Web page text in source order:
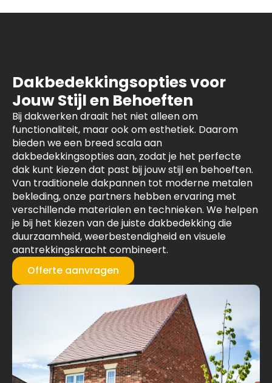
Dakbedekkingsopties voor
Jouw Stijl en Behoeften
Bij dakwerken draait het niet alleen om
functionaliteit, maar ook om esthetiek. Daarom
bieden we een breed scala aan
dakbedekkingsopties aan, zodat je het perfecte
dak kunt kiezen dat past bij jouw stijl en behoeften.
Van traditionele dakpannen tot moderne metalen
bekleding, onze partners hebben ervaring met
verschillende materialen en technieken. We helpen
je bij het kiezen van de juiste dakbedekking die
duurzaamheid, weerbestendigheid en visuele
aantrekkingskracht combineert.
Offerte aanvragen